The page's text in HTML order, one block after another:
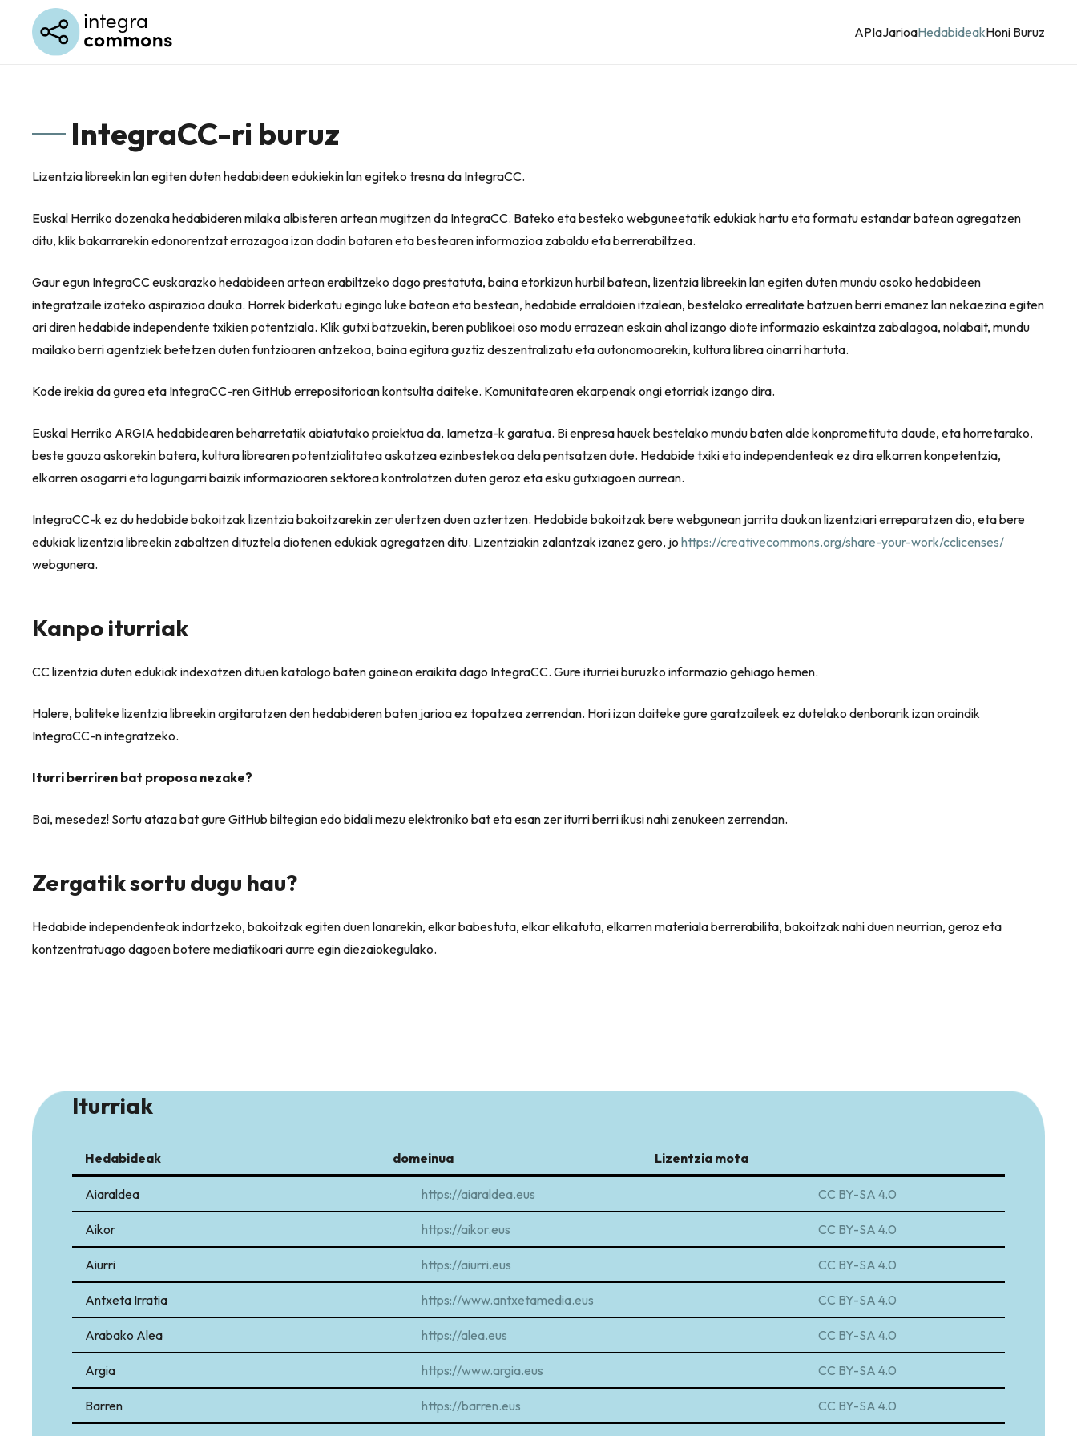
APIaJarioaHedabideakHoni Buruz
IntegraCC-ri buruz
Lizentzia libreekin lan egiten duten hedabideen edukiekin lan egiteko tresna da IntegraCC.
Euskal Herriko dozenaka hedabideren milaka albisteren artean mugitzen da IntegraCC. Bateko eta besteko webguneetatik edukiak hartu eta formatu estandar batean agregatzen
ditu, klik bakarrarekin edonorentzat errazagoa izan dadin bataren eta bestearen informazioa zabaldu eta berrerabiltzea.
Gaur egun IntegraCC euskarazko hedabideen artean erabiltzeko dago prestatuta, baina etorkizun hurbil batean, lizentzia libreekin lan egiten duten mundu osoko hedabideen
integratzaile izateko aspirazioa dauka. Horrek biderkatu egingo luke batean eta bestean, hedabide erraldoien itzalean, bestelako errealitate batzuen berri emanez lan nekaezina egiten
ari diren hedabide independente txikien potentziala. Klik gutxi batzuekin, beren publikoei oso modu errazean eskain ahal izango diote informazio eskaintza zabalagoa, nolabait, mundu
mailako berri agentziek betetzen duten funtzioaren antzekoa, baina egitura guztiz deszentralizatu eta autonomoarekin, kultura librea oinarri hartuta.
Kode irekia da gurea eta IntegraCC-ren GitHub errepositorioan kontsulta daiteke. Komunitatearen ekarpenak ongi etorriak izango dira.
Euskal Herriko ARGIA hedabidearen beharretatik abiatutako proiektua da, Iametza-k garatua. Bi enpresa hauek bestelako mundu baten alde konprometituta daude, eta horretarako,
beste gauza askorekin batera, kultura librearen potentzialitatea askatzea ezinbestekoa dela pentsatzen dute. Hedabide txiki eta independenteak ez dira elkarren konpetentzia,
elkarren osagarri eta lagungarri baizik informazioaren sektorea kontrolatzen duten geroz eta esku gutxiagoen aurrean.
IntegraCC-k ez du hedabide bakoitzak lizentzia bakoitzarekin zer ulertzen duen aztertzen. Hedabide bakoitzak bere webgunean jarrita daukan lizentziari erreparatzen dio, eta bere
edukiak lizentzia libreekin zabaltzen dituztela diotenen edukiak agregatzen ditu. Lizentziakin zalantzak izanez gero, jo https://creativecommons.org/share-your-work/cclicenses/
webgunera.
Kanpo iturriak
CC lizentzia duten edukiak indexatzen dituen katalogo baten gainean eraikita dago IntegraCC. Gure iturriei buruzko informazio gehiago hemen.
Halere, baliteke lizentzia libreekin argitaratzen den hedabideren baten jarioa ez topatzea zerrendan. Hori izan daiteke gure garatzaileek ez dutelako denborarik izan oraindik
IntegraCC-n integratzeko.
Iturri berriren bat proposa nezake?
Bai, mesedez! Sortu ataza bat gure GitHub biltegian edo bidali mezu elektroniko bat eta esan zer iturri berri ikusi nahi zenukeen zerrendan.
Zergatik sortu dugu hau?
Hedabide independenteak indartzeko, bakoitzak egiten duen lanarekin, elkar babestuta, elkar elikatuta, elkarren materiala berrerabilita, bakoitzak nahi duen neurrian, geroz eta
kontzentratuago dagoen botere mediatikoari aurre egin diezaiokegulako.
Iturriak
Hedabideak domeinua
Lizentzia mota
Aiaraldea https://aiaraldea.eus CC BY-SA 4.0
Aikor https://aikor.eus CC BY-SA 4.0
Aiurri https://aiurri.eus CC BY-SA 4.0
Antxeta Irratia https://www.antxetamedia.eus CC BY-SA 4.0
Arabako Alea https://alea.eus CC BY-SA 4.0
Argia https://www.argia.eus CC BY-SA 4.0
Barren https://barren.eus CC BY-SA 4.0